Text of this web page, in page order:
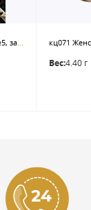
Браслет штампованный №5, застежка - карабин. Цена - за 20 см
Вес:4.40 г